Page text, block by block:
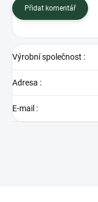
Přidat komentář
Výrobní společnost :
Adresa :
E-mail :